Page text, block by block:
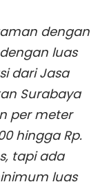
dengan
luas
dari Jasa
Surabaya
per meter
hingga Rp.
tapi ada
luas